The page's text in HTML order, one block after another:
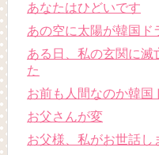
あなたはひどいです
あの空に太陽が韓国ド
ある日、私の玄関に滅
た
お前も人間なのか韓国
お父さんが変
お父様、私がお世話し